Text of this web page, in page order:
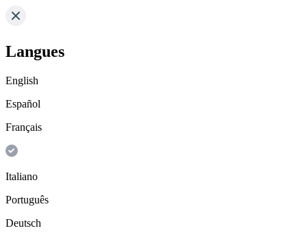
Langues
English
Español
Français
Italiano
Português
Deutsch